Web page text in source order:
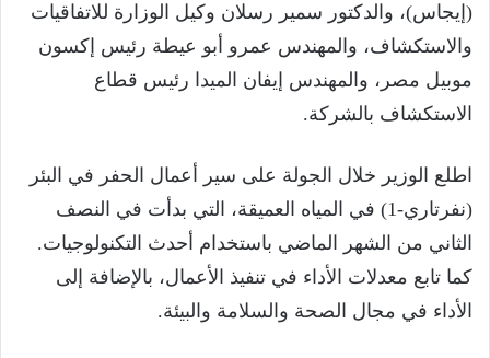
(إيجاس)، والدكتور سمير رسلان وكيل الوزارة للاتفاقيات
والاستكشاف، والمهندس عمرو أبو عيطة رئيس إكسون
موبيل مصر، والمهندس إيفان الميدا رئيس قطاع
الاستكشاف بالشركة.
اطلع الوزير خلال الجولة على سير أعمال الحفر في البئر
(نفرتاري-1) في المياه العميقة، التي بدأت في النصف
الثاني من الشهر الماضي باستخدام أحدث التكنولوجيات.
كما تابع معدلات الأداء في تنفيذ الأعمال، بالإضافة إلى
الأداء في مجال الصحة والسلامة والبيئة.